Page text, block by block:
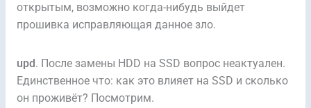
открытым, возможно когда-нибудь выйдет
прошивка исправляющая данное зло.
upd . После замены HDD на SSD вопрос неактуален.
Единственное что: как это влияет на SSD и сколько
он проживёт? Посмотрим.